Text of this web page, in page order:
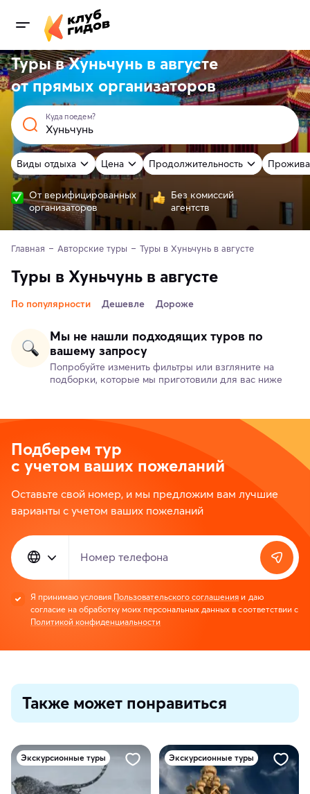
Туры в Хуньчунь в августе
отпрямых организаторов
Куда поедем?
Виды отдыха Цена Продолжительность
От верифицированных
организаторов
Без комиссий
агентств
Главная Авторские туры Туры в Хуньчунь в августе
Туры в Хуньчунь в августе
По популярности Дешевле Дороже
Мы не нашли подходящих туров по
вашему запросу
Попробуйте изменить фильтры или взгляните на
подборки, которые мы приготовили для вас ниже
Подберем тур
с учетом ваших пожеланий
Оставьте свой номер, и мы предложим вам лучшие
варианты с учетом ваших пожеланий
Номер телефона
Я принимаю условия Пользовательского соглашения и даю
согласие на обработку моих персональных данных в соответствии с
Политикой конфиденциальности
Также может понравиться
Экскурсионные туры Экскурсионные туры